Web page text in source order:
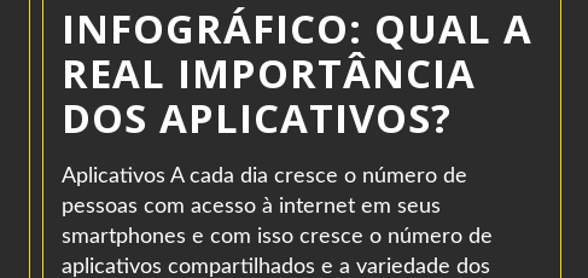
INFOGRÁFICO: QUAL A
REAL IMPORTÂNCIA
DOS APLICATIVOS?
Aplicativos A cada dia cresce o número de
pessoas com acesso à internet em seus
smartphones e com isso cresce o número de
aplicativos compartilhados e a variedade dos